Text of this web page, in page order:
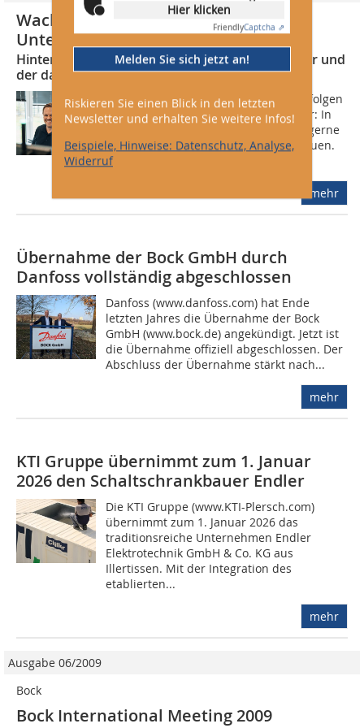
Hier klicken
FriendlyCaptcha ⇗
Melden Sie sich jetzt an!
Riskieren Sie einen Blick in den letzten
Newsletter und erhalten Sie weitere Infos!
Beispiele, Hinweise: Datenschutz, Analyse,
Widerruf
Wachstum und gegenseitige
Unterstützung
Hintergründe zum Standortaufbau bei Girschner und
der damit verbundenen Nachwuchsstrategie
KKA: Welche Wachstumsstrategie verfolgen
Sie in den nächsten Jahren? Girschner: In
den nächsten fünf Jahren wollen wir gerne
zwei bis drei weitere Standorte aufbauen.
Dabei geht es uns nicht darum,...
mehr
Übernahme der Bock GmbH durch
Danfoss vollständig abgeschlossen
Danfoss (www.danfoss.com) hat Ende
letzten Jahres die Übernahme der Bock
GmbH (www.bock.de) angekündigt. Jetzt ist
die Übernahme offiziell abgeschlossen. Der
Abschluss der Übernahme stärkt nach...
mehr
KTI Gruppe übernimmt zum 1. Januar
2026 den Schaltschrankbauer Endler
Die KTI Gruppe (www.KTI-Plersch.com)
übernimmt zum 1. Januar 2026 das
traditionsreiche Unternehmen Endler
Elektrotechnik GmbH & Co. KG aus
Illertissen. Mit der Integration des
etablierten...
mehr
Ausgabe 06/2009
Bock
Bock International Meeting 2009